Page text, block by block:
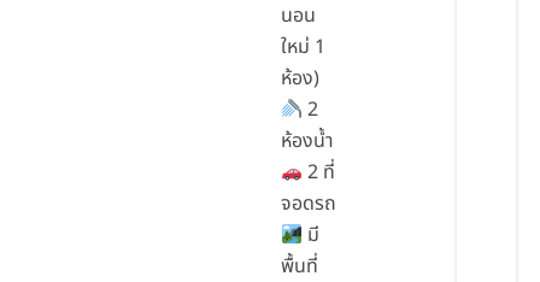
นอน
ใหม่ 1
ห้อง)
2
ห้องน้ำ
2 ที่
จอดรถ
มี
พื้นที่